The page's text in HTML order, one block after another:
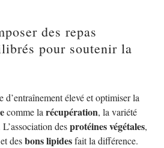
des repas
pour soutenir la
élevé et optimiser la
comme la récupération, la variété
desprotéines végétales,
et desbons lipidesfait la différence.